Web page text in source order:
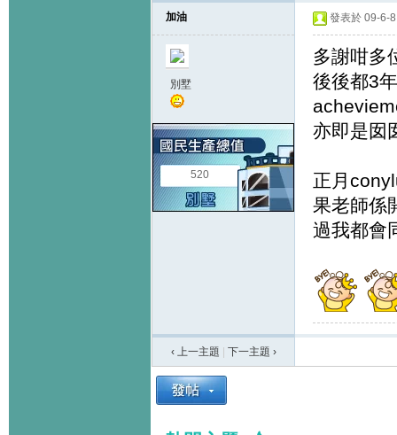
加油
別墅
520
發表於 09-6-
多謝咁多
後後都3
亦即是囡
正月
果老師係
過我都會
‹ 上一主題 下一主題 ›